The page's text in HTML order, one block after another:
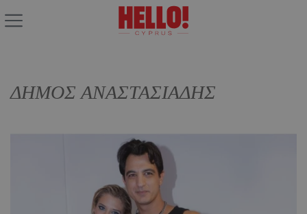
ΔΗΜΟΣ ΑΝΑΣΤΑΣΙΑΔΗΣ